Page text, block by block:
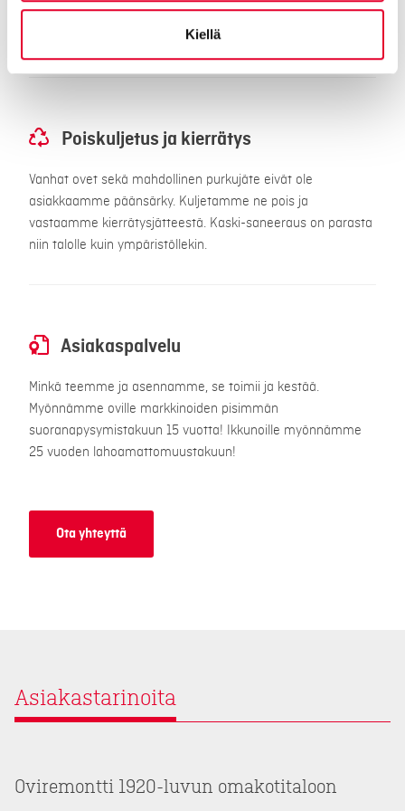
Kiellä
teemme asennuspöytäkirjan. Ja lopuksi lyömme kättä
Poiskuljetus ja kierrätys
Vanhat ovet sekä mahdollinen purkujäte eivät ole
asiakkaamme päänsärky. Kuljetamme ne pois ja
vastaamme kierrätysjätteestä. Kaski-saneeraus on parasta
niin talolle kuin ympäristöllekin.
Asiakaspalvelu
Minkä teemme ja asennamme, se toimii ja kestää.
Myönnämme oville markkinoiden pisimmän
suoranapysymistakuun 15 vuotta! Ikkunoille myönnämme
25 vuoden lahoamattomuustakuun!
Ota yhteyttä
Asiakastarinoita
Oviremontti 1920-luvun omakotitaloon